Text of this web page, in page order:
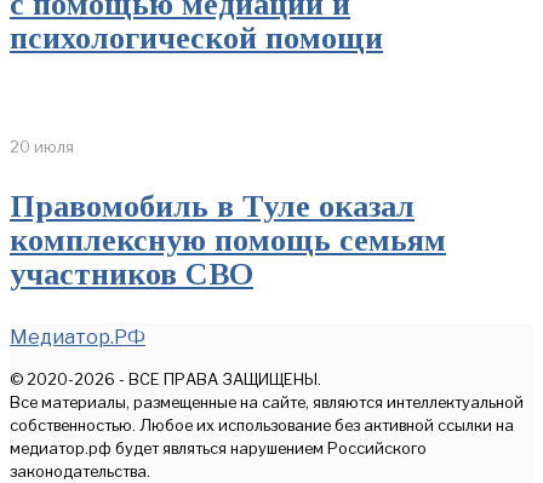
психологической помощи
20 июля
Правомобиль в Туле оказал
комплексную помощь семьям
участников СВО
Медиатор.РФ
© 2020-2026 - ВСЕ ПРАВА ЗАЩИЩЕНЫ.
Все материалы, размещенные на сайте, являются интеллектуальной
собственностью. Любое их использование без активной ссылки на
медиатор.рф будет являться нарушением Российского
законодательства.